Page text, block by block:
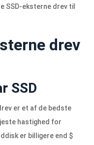
SSD-eksterne drev til
drev
SSD
er et af de bedste
hastighed for
er billigere end $